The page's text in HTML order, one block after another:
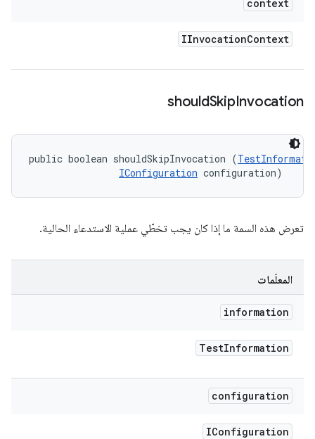
context
IInvocationContext
shouldSkipInvocation
public boolean shouldSkipInvocation (
IConfiguration configuration)
تعرض هذه السمة ما إذا كان يجب تخطّي عملية الاستدعاء الحالية.
المعلَمات
information
TestInformation
configuration
IConfiguration